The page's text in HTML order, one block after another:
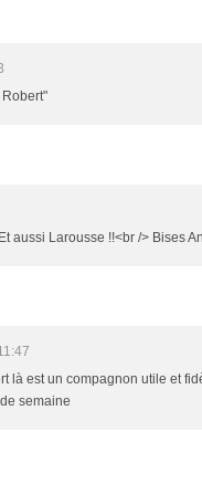
aussi Larousse !!<br /> Bises
là est un compagnon utile et
semaine